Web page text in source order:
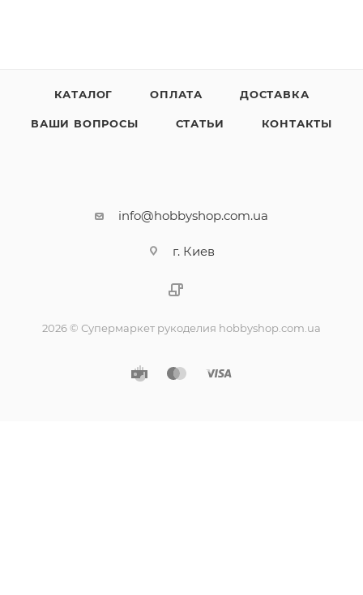
КАТАЛОГ ОПЛАТА ДОСТАВКА
ВАШИ ВОПРОСЫ СТАТЬИ КОНТАКТЫ
info@hobbyshop.com.ua
г. Киев
2026 © Супермаркет рукоделия hobbyshop.com.ua